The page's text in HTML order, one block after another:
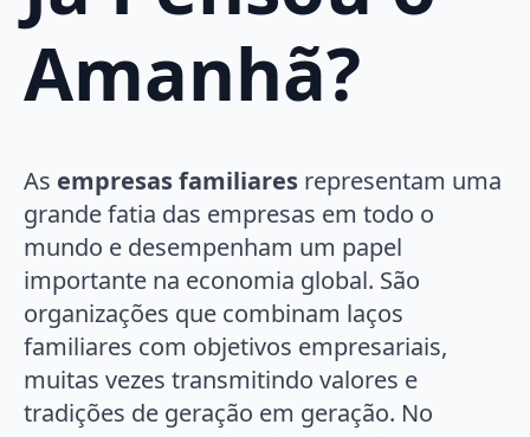
Amanhã?
As empresas familiares representam uma
grande fatia das empresas em todo o
mundo e desempenham um papel
importante na economia global. São
organizações que combinam laços
familiares com objetivos empresariais,
muitas vezes transmitindo valores e
tradições de geração em geração. No